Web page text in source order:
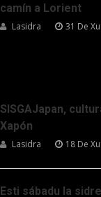
camín a Lorient
Lasidra 31 De
SISGAJapan,
Xapón
Lasidra 18 De
Esti sábadu la